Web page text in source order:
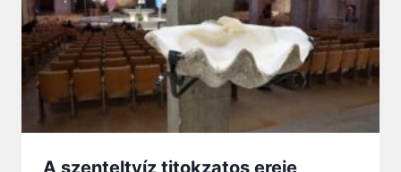
A szenteltvíz titokzatos ereje